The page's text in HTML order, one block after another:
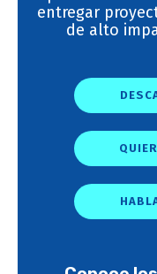
entregar
de alto